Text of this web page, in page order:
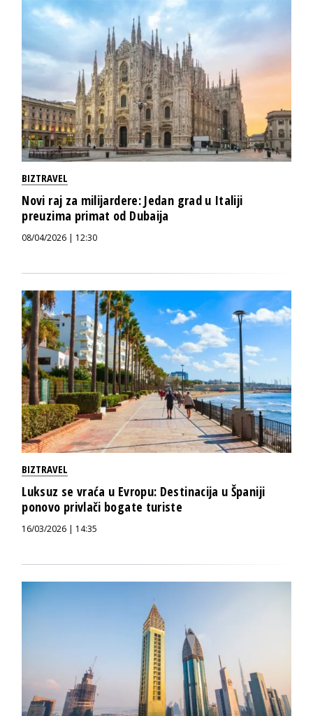
BIZTRAVEL
Novi raj za milijardere: Jedan grad u Italiji
preuzima primat od Dubaija
08/04/2026 | 12:30
BIZTRAVEL
Luksuz se vraća u Evropu: Destinacija u Španiji
ponovo privlači bogate turiste
16/03/2026 | 14:35